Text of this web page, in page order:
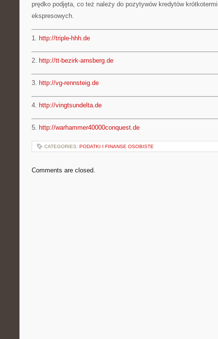
prędko podjęta, co też należy do pozytywów kredytów
ekspresowych.
1. http://triple-hhh.de
2. http://tt-bezirk-arnsberg.de
3. http://vg-rennsteig.de
4. http://vingtsundelta.de
5. http://warhammer40000conquest.de
CATEGORIES: PODATKI I FINANSE OSOBISTE
Comments are closed.